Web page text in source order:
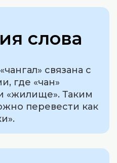
слова
связана с
где «чан»
«жилище». Таким
перевести как